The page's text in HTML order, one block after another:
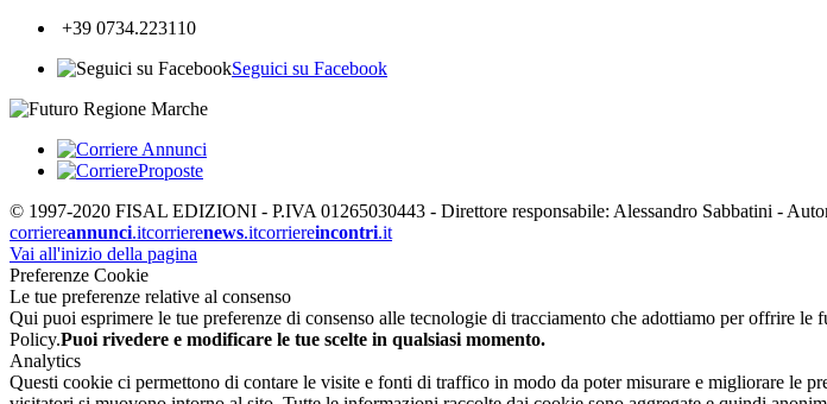
+39 0734.223110
Seguici su Facebook
© 1997-2020 FISAL EDIZIONI - P.IVA 01265030443 - Direttore responsabile: Alessandro Sabbatini -
corriereannunci.itcorrierenews.itcorriereincontri.it
Vai all'inizio della pagina
Preferenze Cookie
Le tue preferenze relative al consenso
Qui puoi esprimere le tue preferenze di consenso alle tecnologie di tracciamento che adottiamo per offrire
Policy.Puoi rivedere e modificare le tue scelte in qualsiasi momento.
Analytics
Questi cookie ci permettono di contare le visite e fonti di traffico in modo da poter misurare e migliorare le